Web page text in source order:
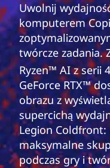
Uwolnij
komputerem
twórcze zadania.
Ryzen™ AI z serii
GeForce RTX™
obrazu z
supercichą
Legion Coldfront:
maksymalne
podczas gry i